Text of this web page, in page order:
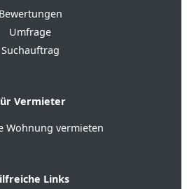
Bewertungen
Umfrage
Suchauftrag
Vermieter
Wohnung vermieten
Links